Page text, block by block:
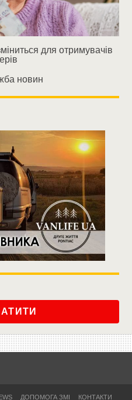
для отримувачів
новин
ДОПОМОГА ЗМІ КОНТАКТИ